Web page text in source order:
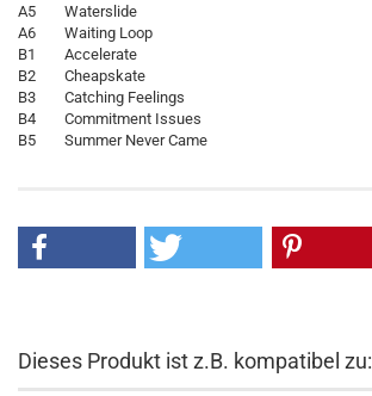
A5 Waterslide
A6 Waiting Loop
B1 Accelerate
B2 Cheapskate
B3 Catching Feelings
B4 Commitment Issues
B5 Summer Never Came
Dieses Produkt ist z.B. kompatibel zu: